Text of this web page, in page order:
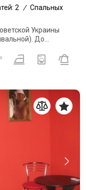
2 / Спальных
Украины
До...